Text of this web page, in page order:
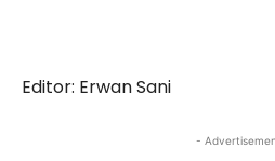
Editor: Erwan Sani
-